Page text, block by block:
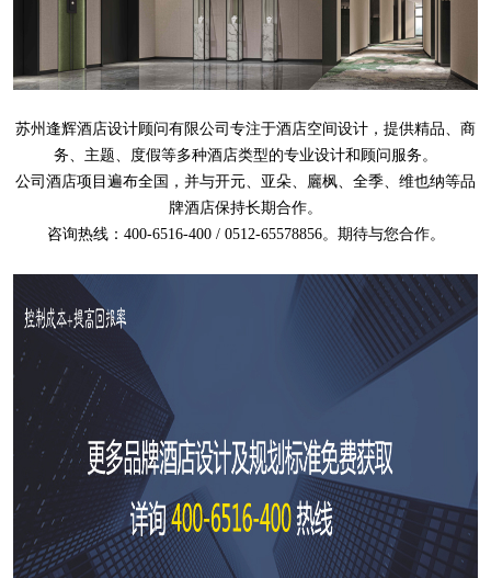
苏州逢辉酒店设计顾问有限公司专注于酒店空间设计，提供精品、商
务、主题、度假等多种酒店类型的专业设计和顾问服务。
公司酒店项目遍布全国，并与开元、亚朵、廲枫、全季、维也纳等品
牌酒店保持长期合作。
咨询热线：400-6516-400 / 0512-65578856。期待与您合作。